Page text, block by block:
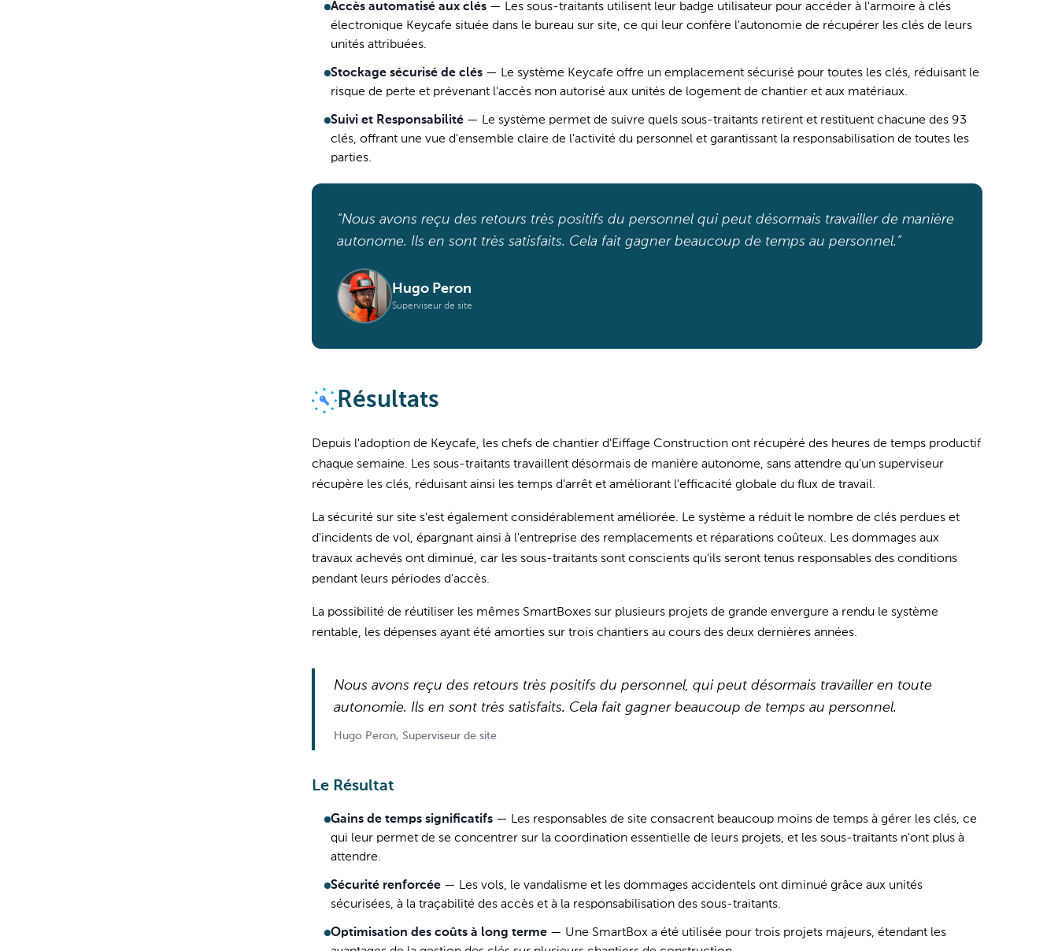
Accès automatisé aux clés — Les sous-traitants utilisent leur badge utilisateur pour accéder à l'armoire à clés
électronique Keycafe située dans le bureau sur site, ce qui leur confère l'autonomie de récupérer les clés de leurs
unités attribuées.
Stockage sécurisé de clés — Le système Keycafe offre un emplacement sécurisé pour toutes les clés, réduisant le
risque de perte et prévenant l'accès non autorisé aux unités de logement de chantier et aux matériaux.
Suivi et Responsabilité — Le système permet de suivre quels sous-traitants retirent et restituent chacune des 93
clés, offrant une vue d'ensemble claire de l'activité du personnel et garantissant la responsabilisation de toutes les
parties.
“Nous avons reçu des retours très positifs du personnel qui peut désormais travailler de manière
autonome. Ils en sont très satisfaits. Cela fait gagner beaucoup de temps au personnel.”
Hugo Peron
Superviseur de site
Résultats
Depuis l'adoption de Keycafe, les chefs de chantier d'Eiffage Construction ont récupéré des heures de temps productif
chaque semaine. Les sous-traitants travaillent désormais de manière autonome, sans attendre qu'un superviseur
récupère les clés, réduisant ainsi les temps d'arrêt et améliorant l'efficacité globale du flux de travail.
La sécurité sur site s'est également considérablement améliorée. Le système a réduit le nombre de clés perdues et
d'incidents de vol, épargnant ainsi à l'entreprise des remplacements et réparations coûteux. Les dommages aux
travaux achevés ont diminué, car les sous-traitants sont conscients qu'ils seront tenus responsables des conditions
pendant leurs périodes d'accès.
La possibilité de réutiliser les mêmes SmartBoxes sur plusieurs projets de grande envergure a rendu le système
rentable, les dépenses ayant été amorties sur trois chantiers au cours des deux dernières années.
Nous avons reçu des retours très positifs du personnel, qui peut désormais travailler en toute
autonomie. Ils en sont très satisfaits. Cela fait gagner beaucoup de temps au personnel.
Hugo Peron, Superviseur de site
Le Résultat
Gains de temps significatifs — Les responsables de site consacrent beaucoup moins de temps à gérer les clés, ce
qui leur permet de se concentrer sur la coordination essentielle de leurs projets, et les sous-traitants n'ont plus à
attendre.
Sécurité renforcée — Les vols, le vandalisme et les dommages accidentels ont diminué grâce aux unités
sécurisées, à la traçabilité des accès et à la responsabilisation des sous-traitants.
Optimisation des coûts à long terme — Une SmartBox a été utilisée pour trois projets majeurs, étendant les